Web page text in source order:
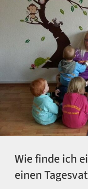
Wie finde ich
einen